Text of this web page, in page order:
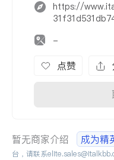
https://
-
点赞
暂无商家介绍 成为精
台，请联系